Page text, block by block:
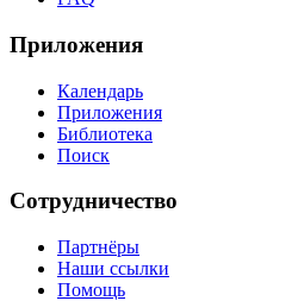
Приложения
Календарь
Приложения
Библиотека
Поиск
Сотрудничество
Партнёры
Наши ссылки
Помощь